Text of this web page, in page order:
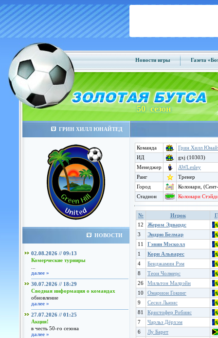
Новости игры Газета
50 сезон
ГРИН ХИЛЛ ЮНАЙТЕД
НОВОСТИ
02.08.2026 // 09:13
Комерческие турниры
далее »
30.07.2026 // 18:29
Сводная информация о командах
обновление
далее »
27.07.2026 // 01:25
Акция!
в честь 50-го сезона
далее »
Команда
Грин Хилл
ИД
gxj (10303)
Менеджер
AWLesley
Ранг
Тренер
Город
Колонари,
Стадион
Колонари
№ Игрок
12
Жером Эдвардс
3
Эндрю Белмар
11
Гэвин Мэсколл
1
Кори Альварес
4
Бенджамин Рэм
8
Теон Чолмерс
26
Мильтон Малрэйн
10
Омарион Гокинг
9
Сесил Льюис
81
Кристофер Робинс
7
Чарльз Дёрхэм
6
Лу Барет